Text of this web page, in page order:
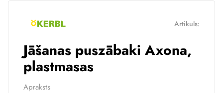
Artikuls:
Jāšanas puszābaki Axona,
plastmasas
Apraksts